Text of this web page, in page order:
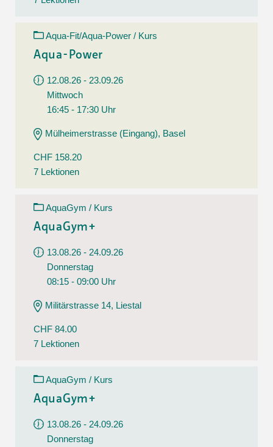
Aqua-Fit/Aqua-Power / Kurs
Aqua-Power
12.08.26 - 23.09.26
Mittwoch
16:45 - 17:30 Uhr
Mülheimerstrasse (Eingang), Basel
CHF 158.20
7 Lektionen
AquaGym / Kurs
AquaGym+
13.08.26 - 24.09.26
Donnerstag
08:15 - 09:00 Uhr
Militärstrasse 14, Liestal
CHF 84.00
7 Lektionen
AquaGym / Kurs
AquaGym+
13.08.26 - 24.09.26
Donnerstag